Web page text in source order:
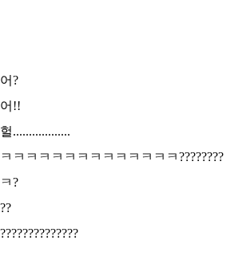
어?
어!!
헐..................
ㅋㅋㅋㅋㅋㅋㅋㅋㅋㅋㅋㅋㅋㅋ????????
ㅋ?
??
??????????????